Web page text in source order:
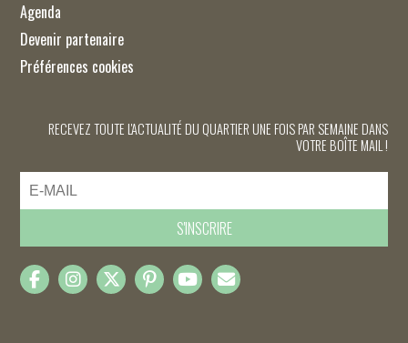
Agenda
Devenir partenaire
Préférences cookies
RECEVEZ TOUTE L'ACTUALITÉ DU QUARTIER UNE FOIS PAR SEMAINE DANS
VOTRE BOÎTE MAIL !